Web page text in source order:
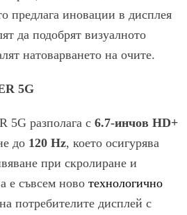
предлага иновации в дисплея
да подобрят визуалното
натоварването на очите.
5G
5G разполага с 6.7-инчов HD+
до 120 Hz, което осигурява
при скролиране и
е съвсем ново технологично
потребителите дисплей с